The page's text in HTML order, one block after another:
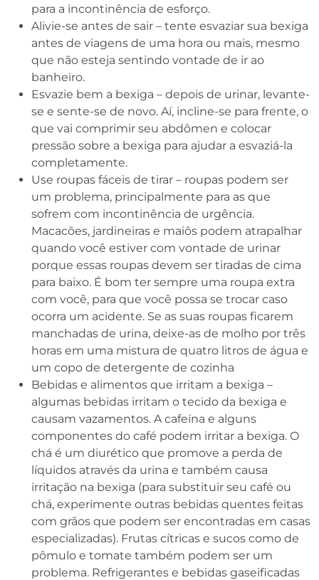
para a incontinência de esforço.
Alivie-se antes de sair – tente esvaziar sua bexiga
antes de viagens de uma hora ou mais, mesmo
que não esteja sentindo vontade de ir ao
banheiro.
Esvazie bem a bexiga – depois de urinar, levante-
se e sente-se de novo. Aí, incline-se para frente, o
que vai comprimir seu abdômen e colocar
pressão sobre a bexiga para ajudar a esvaziá-la
completamente.
Use roupas fáceis de tirar – roupas podem ser
um problema, principalmente para as que
sofrem com incontinência de urgência.
Macacões, jardineiras e maiôs podem atrapalhar
quando você estiver com vontade de urinar
porque essas roupas devem ser tiradas de cima
para baixo. É bom ter sempre uma roupa extra
com você, para que você possa se trocar caso
ocorra um acidente. Se as suas roupas ficarem
manchadas de urina, deixe-as de molho por três
horas em uma mistura de quatro litros de água e
um copo de detergente de cozinha
Bebidas e alimentos que irritam a bexiga –
algumas bebidas irritam o tecido da bexiga e
causam vazamentos. A cafeína e alguns
componentes do café podem irritar a bexiga. O
chá é um diurético que promove a perda de
líquidos através da urina e também causa
irritação na bexiga (para substituir seu café ou
chá, experimente outras bebidas quentes feitas
com grãos que podem ser encontradas em casas
especializadas). Frutas cítricas e sucos como de
pômulo e tomate também podem ser um
problema. Refrigerantes e bebidas gaseificadas